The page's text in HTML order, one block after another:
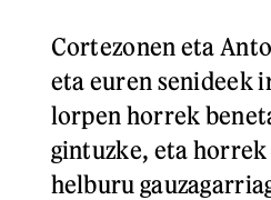
Cortezonen eta
eta euren senideek
lorpen horrek
gintuzke, eta
helburu